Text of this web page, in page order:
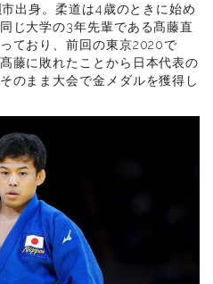
出身。柔道は4歳のときに始め
じ大学の3年先輩である髙藤直
ており、前回の東京2020で
藤に敗れたことから日本代表の
のまま大会で金メダルを獲得し